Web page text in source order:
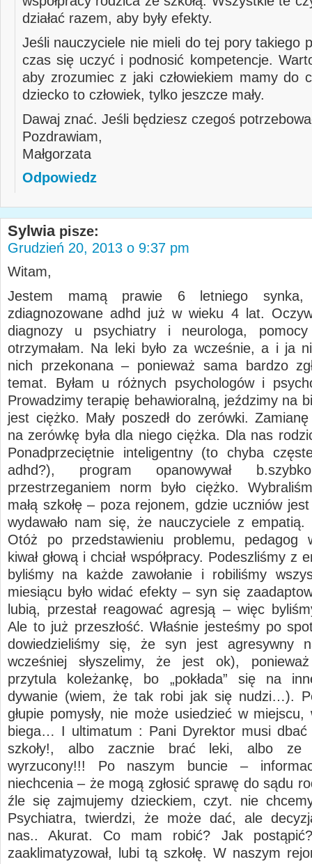
działać razem, aby były efekty.
Jeśli nauczyciele nie mieli do tej pory takiego
czas się uczyć i podnosić kompetencje.
aby zrozumiec z jaki człowiekiem mamy do
dziecko to człowiek, tylko jeszcze mały.
Dawaj znać. Jeśli będziesz czegoś
Pozdrawiam,
Małgorzata
Odpowiedz
Sylwia pisze:
Grudzień 20, 2013 o 9:37 pm
Witam,
Jestem mamą prawie 6 letniego synka,
zdiagnozowane adhd już w wieku 4 lat.
diagnozy u psychiatry i neurologa,
otrzymałam. Na leki było za wcześnie, a i ja
nich przekonana – ponieważ sama bardzo
temat. Byłam u różnych psychologów i
Prowadzimy terapię behawioralną, jeździmy na
jest ciężko. Mały poszedł do zerówki.
na zerówkę była dla niego ciężka. Dla nas
Ponadprzeciętnie inteligentny (to chyba
adhd?), program opanowywał
przestrzeganiem norm było ciężko.
małą szkołę – poza rejonem, gdzie uczniów
wydawało nam się, że nauczyciele z empatią.
Otóż po przedstawieniu problemu, pedagog
kiwał głową i chciał współpracy. Podeszliśmy z
byliśmy na każde zawołanie i robiliśmy
miesiącu było widać efekty – syn się
lubią, przestał reagować agresją – więc
Ale to już przeszłość. Właśnie jesteśmy po
dowiedzieliśmy się, że syn jest agresywny
wcześniej słyszelimy, że jest ok),
przytula koleżankę, bo „pokłada” się na
dywanie (wiem, że tak robi jak się nudzi…).
głupie pomysły, nie może usiedzieć w
biega… I ultimatum : Pani Dyrektor musi dbać
szkoły!, albo zacznie brać leki, albo ze
wyrzucony!!! Po naszym buncie –
niechcenia – że mogą zgłosić sprawę do sądu
źle się zajmujemy dzieckiem, czyt. nie
Psychiatra, twierdzi, że może dać, ale
nas.. Akurat. Co mam robić? Jak
zaaklimatyzował, lubi tą szkołę. W naszym